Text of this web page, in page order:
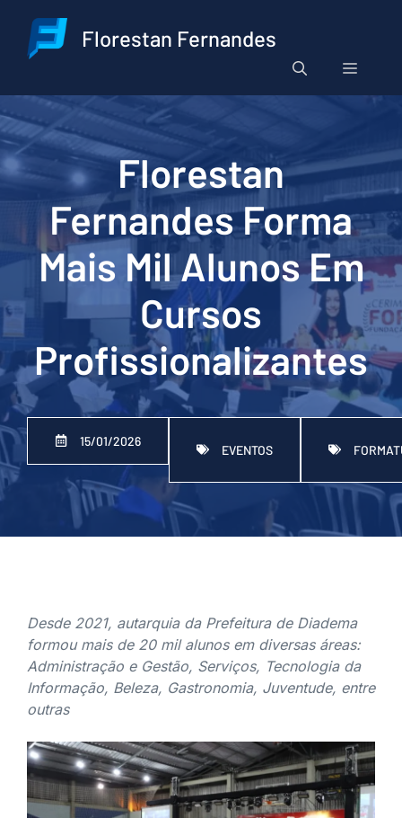
para
Florestan Fernandes
Menu
Florestan
Fernandes Forma
Mais Mil Alunos Em
Cursos
Profissionalizantes
15/01/2026
EVENTOS
Desde 2021, autarquia da Prefeitura de Diadema
formou mais de 20 mil alunos em diversas áreas:
Administração e Gestão, Serviços, Tecnologia da
Informação, Beleza, Gastronomia, Juventude, entre
outras